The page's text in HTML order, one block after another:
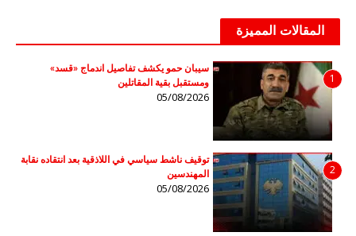
المقالات المميزة
1
سيبان حمو يكشف تفاصيل اندماج «قسد»
ومستقبل بقية المقاتلين
05/08/2026
2
توقيف ناشط سياسي في اللاذقية بعد انتقاده نقابة
المهندسين
05/08/2026